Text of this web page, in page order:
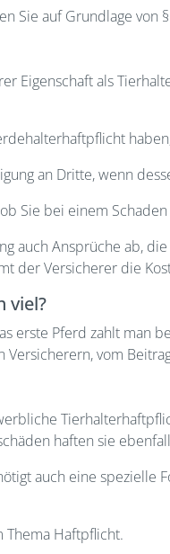
Sie auf Grundlage
Eigenschaft als
an Dritte, wenn
Sie bei einem
auch Ansprüche ab,
der Versicherer die
viel?
erste Pferd zahlt man
vom
haften sie
auch eine
Thema Haftpflicht.